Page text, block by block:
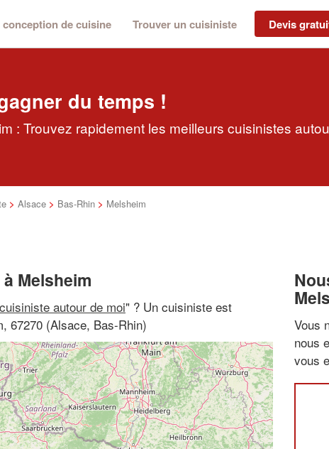
de cuisine Trouver un cuisiniste Devis
du temps !
: Trouvez rapidement les meilleurs cuisinistes
> Alsace > Bas-Rhin > Melsheim
Melsheim
cuisiniste autour de moi" ? Un cuisiniste est
67270 (Alsace, Bas-Rhin)
Vous
nous
vous